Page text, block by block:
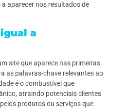
aparecer nos resultados de
a
site que aparece nas primeiras
as palavras-chave relevantes ao
é o combustível que
atraindo potenciais clientes
produtos ou serviços que